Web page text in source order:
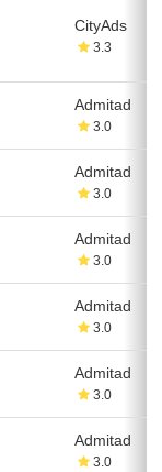
CityAds
3.3
Admitad
3.0
Admitad
3.0
Admitad
3.0
Admitad
3.0
Admitad
3.0
Admitad
3.0